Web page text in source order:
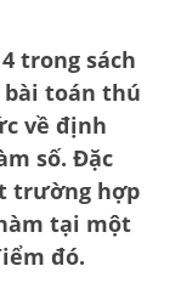
trong sách
bài toán thú
về định
số. Đặc
trường hợp
tại một
đó.